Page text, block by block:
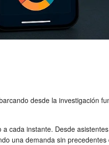
desde la investigación
cada instante. Desde
una demanda sin